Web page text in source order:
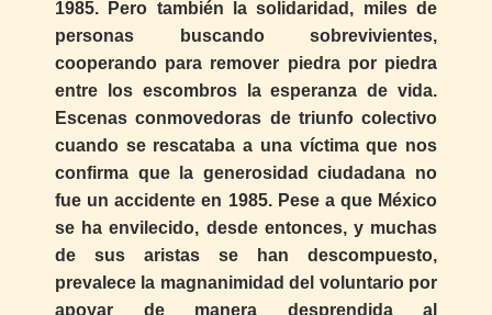
1985. Pero también la solidaridad, miles de
personas buscando sobrevivientes,
cooperando para remover piedra por piedra
entre los escombros la esperanza de vida.
Escenas conmovedoras de triunfo colectivo
cuando se rescataba a una víctima que nos
confirma que la generosidad ciudadana no
fue un accidente en 1985. Pese a que México
se ha envilecido, desde entonces, y muchas
de sus aristas se han descompuesto,
prevalece la magnanimidad del voluntario por
apoyar de manera desprendida al